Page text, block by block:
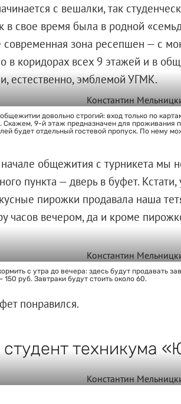
с вешалки, так
в свое время была в родной
современная зона ресепшен — с
в коридорах всех 9 этажей и в
естественно, эмблемой УГМК.
довольно строгий: вход только по
9-й этаж предназначен для проживания
будет отдельный гостевой пропуск. По нему
общежития с турникета мы
пункта — дверь в буфет.
пирожки продавала наша
часов вечером, да и кроме
с утра до вечера: здесь будут продавать
150 руб. Завтраки будут стоить около 60.
понравился.
техникума